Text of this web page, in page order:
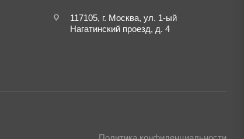
117105, г. Москва, ул. 1-ый
Нагатинский проезд, д. 4